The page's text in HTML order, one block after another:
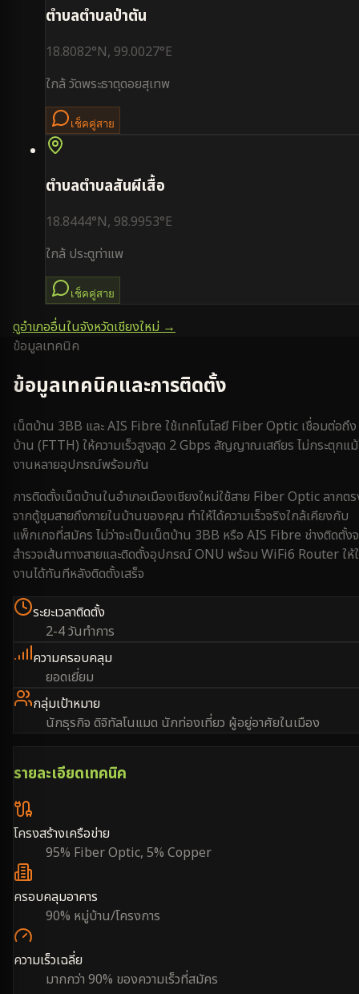
ตำบลตำบลป่าตัน
18.8082°N, 99.0027°E
ใกล้วัดพระธาตุดอยสุเทพ
เช็คคู่สาย
ตำบลตำบลสันผีเสื้อ
18.8444°N, 98.9953°E
ใกล้ ประตูท่าแพ
เช็คคู่สาย
ดูอำเภออื่นในจังหวัดเชียงใหม่→
ข้อมูลเทคนิค
ข้อมูลเทคนิคและการติดตั้ง
เน็ตบ้าน 3BB และ AIS Fibre ใช้เทคโนโลยี Fiber Optic เชื่อมต่อถึง
บ้าน (FTTH) ให้ความเร็วสูงสุด 2 Gbps สัญญาณเสถียร ไม่กระตุกแ
งานหลายอุปกรณ์พร้อมกัน
การติดตั้งเน็ตบ้านในอำเภอเมืองเชียงใหม่ใช้สาย Fiber Optic ลากต
จากตู้ชุมสายถึงภายในบ้านของคุณ ทำให้ได้ความเร็วจริงใกล้เคียงกับ
แพ็กเกจที่สมัคร ไม่ว่าจะเป็นเน็ตบ้าน 3BB หรือ AIS Fibre ช่างติดตั้ง
สำรวจเส้นทางสายและติดตั้งอุปกรณ์ ONU พร้อม WiFi6 Router ให้
งานได้ทันทีหลังติดตั้งเสร็จ
ระยะเวลาติดตั้ง
2-4 วันทำการ
ความครอบคลุม
ยอดเยี่ยม
กลุ่มเป้าหมาย
นักธุรกิจ ดิจิทัลโนแมด นักท่องเที่ยว ผู้อยู่อาศัยในเมือง
รายละเอียดเทคนิค
โครงสร้างเครือข่าย
95% Fiber Optic, 5% Copper
ครอบคลุมอาคาร
90% หมู่บ้าน/โครงการ
ความเร็วเฉลี่ย
มากกว่า 90% ของความเร็วที่สมัคร